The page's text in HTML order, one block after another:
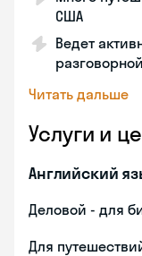
США
Ведет
Читать дальше
Услуги и
Английский
Деловой - для
Для